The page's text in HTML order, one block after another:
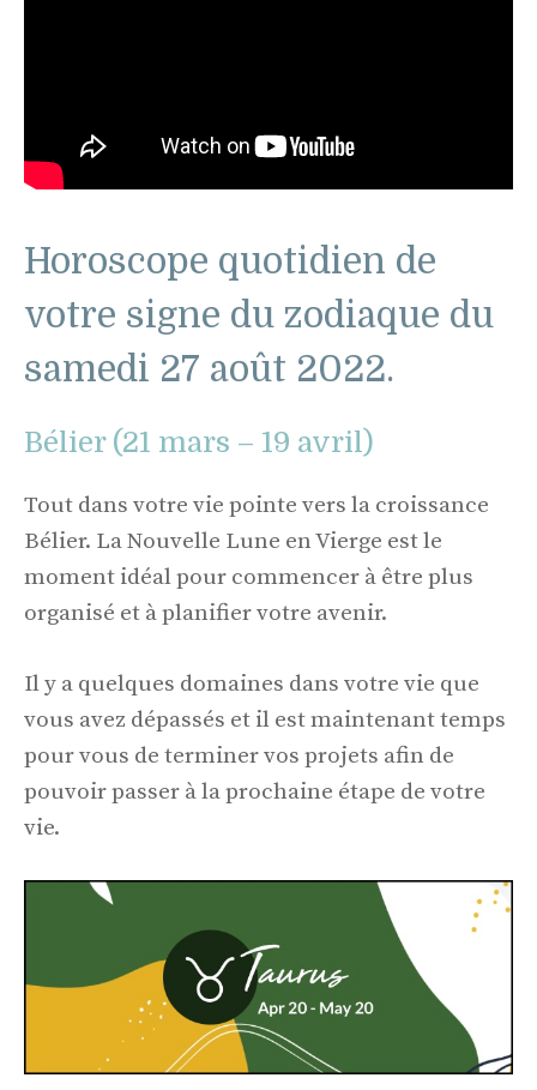
Horoscope quotidien de
votre signe du zodiaque du
samedi 27 août 2022.
Bélier (21 mars – 19 avril)
Tout dans votre vie pointe vers la croissance
Bélier. La Nouvelle Lune en Vierge est le
moment idéal pour commencer à être plus
organisé et à planifier votre avenir.
Il y a quelques domaines dans votre vie que
vous avez dépassés et il est maintenant temps
pour vous de terminer vos projets afin de
pouvoir passer à la prochaine étape de votre
vie.